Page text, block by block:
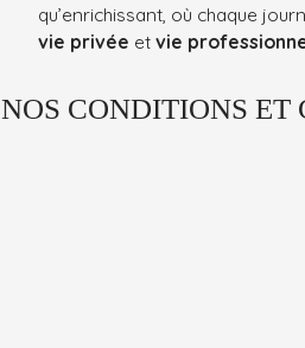
qu’enrichissant, où chaque
vie privée etvie
NOS CONDITIONS ET